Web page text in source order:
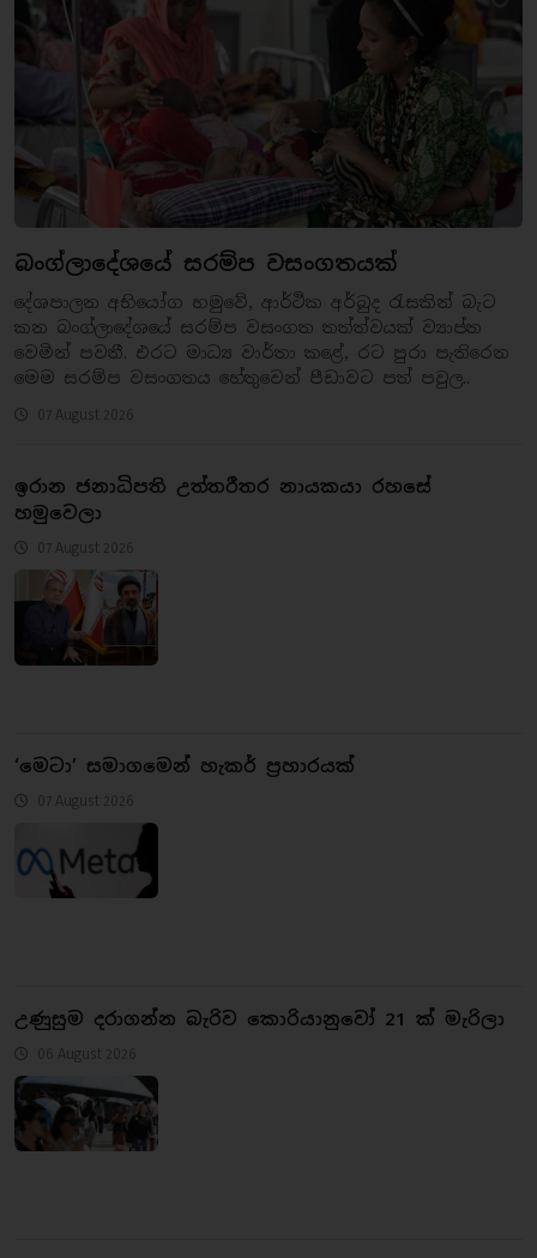
බංග්ලාදේශයේ සරම්ප වසංගතයක්
දේශපාලන අභියෝග හමුවේ, ආර්ථික අර්බුද රැසකින් බැට
කන බංග්ලාදේශයේ සරම්ප වසංගත තත්ත්වයක් ව්‍යාප්ත
වෙමින් පවතී. එරට මාධ්‍ය වාර්තා කළේ, රට පුරා පැතිරෙන
මෙම සරම්ප වසංගතය හේතුවෙන් පීඩාවට පත් පවුල..
07 August 2026
ඉරාන ජනාධිපති උත්තරීතර නායකයා රහසේ
හමුවෙලා
07 August 2026
‘මෙටා’ සමාගමෙන් හැකර් ප්‍රහාරයක්
07 August 2026
උණුසුම දරාගන්න බැරිව කොරියානුවෝ 21 ක් මැරිලා
06 August 2026